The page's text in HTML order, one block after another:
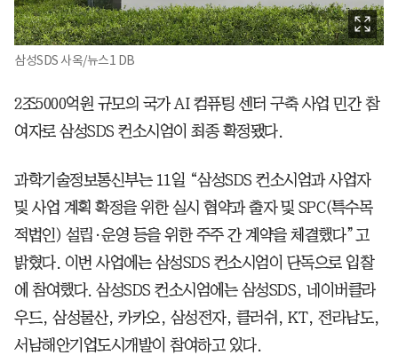
삼성SDS 사옥/뉴스1 DB
2조5000억원 규모의 국가 AI 컴퓨팅 센터 구축 사업 민간 참
여자로 삼성SDS 컨소시엄이 최종 확정됐다.
과학기술정보통신부는 11일 “삼성SDS 컨소시엄과 사업자
및 사업 계획 확정을 위한 실시 협약과 출자 및 SPC(특수목
적법인) 설립·운영 등을 위한 주주 간 계약을 체결했다”고
밝혔다. 이번 사업에는 삼성SDS 컨소시엄이 단독으로 입찰
에 참여했다. 삼성SDS 컨소시엄에는 삼성SDS, 네이버클라
우드, 삼성물산, 카카오, 삼성전자, 클러쉬, KT, 전라남도,
서남해안기업도시개발이 참여하고 있다.